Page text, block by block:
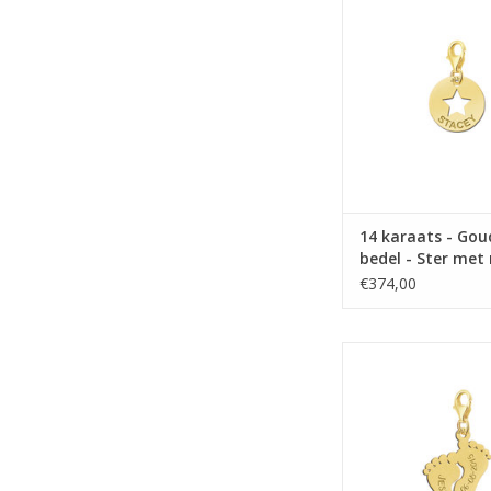
TOEVOEGEN AAN
14 karaats -
bedel - Ster met
€374,00
TOEVOEGEN AAN